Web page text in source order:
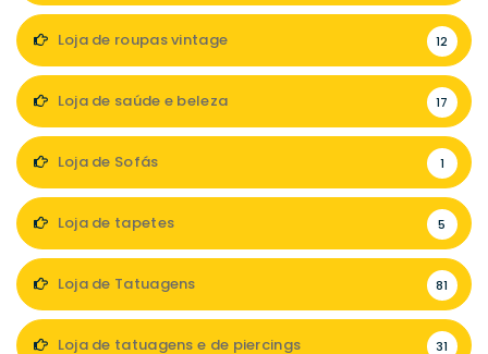
Loja de roupas vintage 12
Loja de saúde e beleza 17
Loja de Sofás 1
Loja de tapetes 5
Loja de Tatuagens 81
Loja de tatuagens e de piercings 31